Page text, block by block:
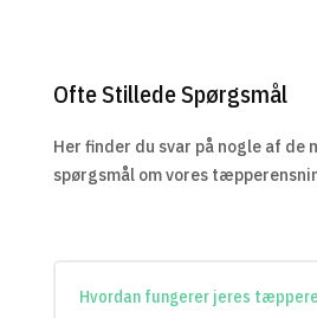
Ofte Stillede Spørgsmål
Her finder du svar på nogle af de
spørgsmål om vores
Hvordan fungerer jeres